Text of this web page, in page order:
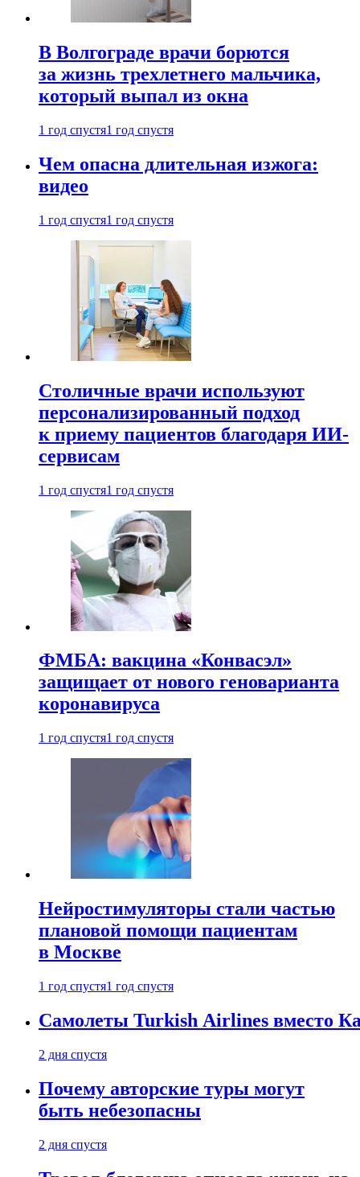
В Волгограде врачи борются
за жизнь трехлетнего мальчика,
который выпал из окна
1 год спустя1 год спустя
Чем опасна длительная изжога:
видео
1 год спустя1 год спустя
Столичные врачи используют
персонализированный подход
к приему пациентов благодаря ИИ-
сервисам
1 год спустя1 год спустя
ФМБА: вакцина «Конвасэл»
защищает от нового геноварианта
коронавируса
1 год спустя1 год спустя
Нейростимуляторы стали частью
плановой помощи пациентам
в Москве
1 год спустя1 год спустя
Самолеты Turkish Airlines вместо
2 дня спустя
Почему авторские туры могут
быть небезопасны
2 дня спустя